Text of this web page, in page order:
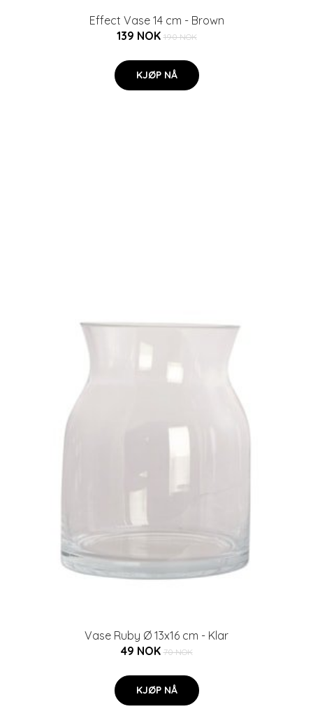
Effect Vase 14 cm - Brown
139 NOK 190 NOK
KJØP NÅ
Vase Ruby Ø 13x16 cm - Klar
49 NOK 70 NOK
KJØP NÅ